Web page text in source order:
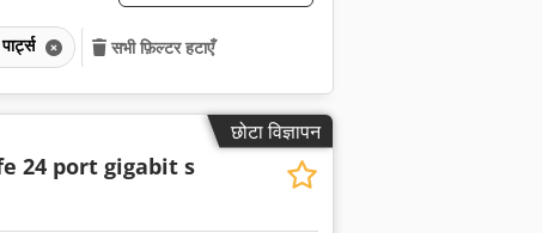
सभी फ़िल्टर हटाएँ
छोटा विज्ञापन
24 port gigabit s